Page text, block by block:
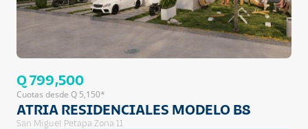
Q 799,500
Cuotas desde Q 5,150*
ATRIA RESIDENCIALES MODELO B8
San Miguel Petapa Zona 11